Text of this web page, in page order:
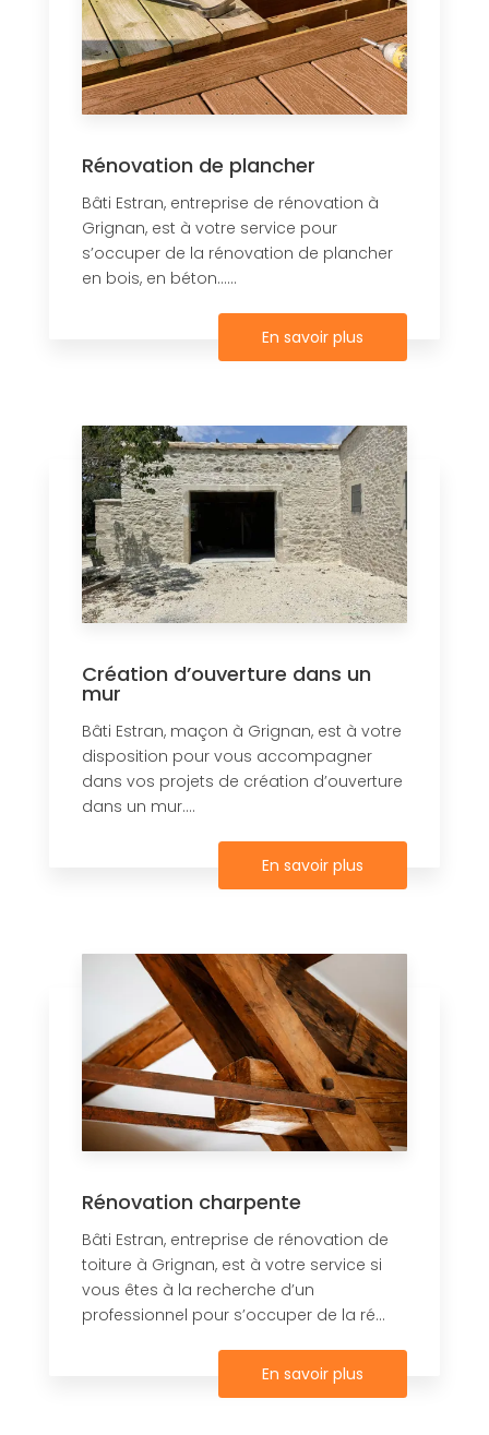
Rénovation de plancher
Bâti Estran, entreprise de rénovation à
Grignan, est à votre service pour
s’occuper de la rénovation de plancher
en bois, en béton......
En savoir plus
Création d’ouverture dans un
mur
Bâti Estran, maçon à Grignan, est à votre
disposition pour vous accompagner
dans vos projets de création d’ouverture
dans un mur....
En savoir plus
Rénovation charpente
Bâti Estran, entreprise de rénovation de
toiture à Grignan, est à votre service si
vous êtes à la recherche d’un
professionnel pour s’occuper de la ré...
En savoir plus